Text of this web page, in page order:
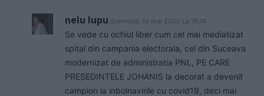
nelu lupu duminică, 10 mai 2020 La 16.14
Se vede cu ochiul liber cum cel mai mediatizat
spital din campania electorala, cel din Suceava
modernizat de administratia PNL, PE CARE
PRESEDINTELE JOHANIS la decorat a devenit
campion la inbolnavirile cu covid19, deci mai